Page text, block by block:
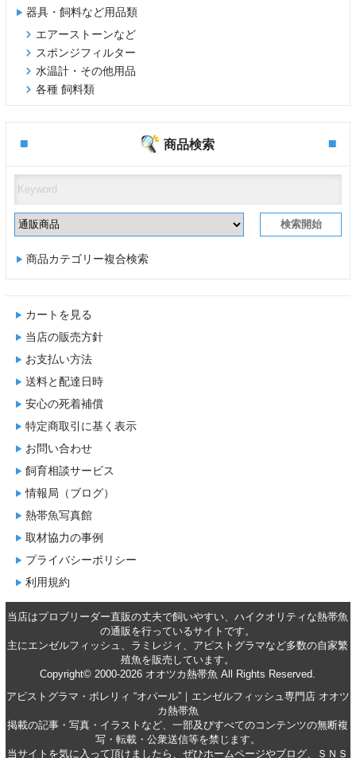
器具・飼料など用品類
エアーストーンなど
スポンジフィルター
水温計・その他用品
各種 飼料類
商品検索
商品カテゴリー複合検索
カートを見る
当店の販売方針
お支払い方法
送料と配達日時
安心の死着補償
特定商取引に基く表示
お問い合わせ
飼育相談サービス
情報局（ブログ）
熱帯魚写真館
取材協力の事例
プライバシーポリシー
利用規約
当店はプロブリーダー直販の丈夫で飼いやすい、ハイクオリティな熱帯魚
の通販 を行っているサイトです。
主に エンゼルフィッシュ ラミレジィ アピストグラマなど多数の自家繁
殖魚を販売 しています。
Copyright© 2000-2026 オオツカ熱帯魚 All Rights Reserved.
アピストグラマ・ボレリィ “オパール”｜エンゼルフィッシュ専門店 オオツ
カ熱帯魚
掲載の記事・写真・イラストなど、一部及びすべてのコンテンツの無断複
写・転載・公衆送信等を禁じます。
当サイトを気に入って頂けましたら、ぜひホームページやブログ、ＳＮＳ